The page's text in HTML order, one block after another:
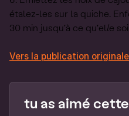
étalez-les sur la quiche.
30 min jusqu'à ce qu'elle
Vers la publication originale
tu as aimé